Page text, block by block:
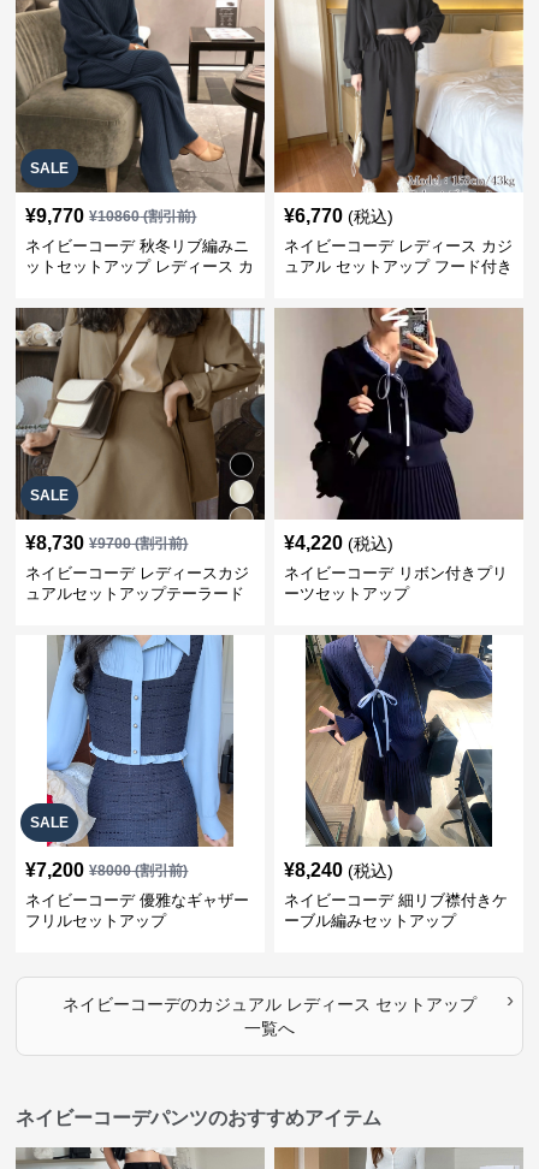
SALE
¥9,770 ¥10860(割引前)
ネイビーコーデ 秋冬リブ編みニ
ットセットアップ レディース カ
¥6,770 (税込)
ネイビーコーデ レディース カジ
ュアル セットアップ フード付き
SALE
¥8,730 ¥9700(割引前)
ネイビーコーデ レディースカジ
ュアルセットアップテーラード
¥4,220 (税込)
ネイビーコーデ リボン付きプリ
ーツセットアップ
SALE
¥7,200 ¥8000(割引前)
ネイビーコーデ 優雅なギャザー
フリルセットアップ
¥8,240 (税込)
ネイビーコーデ 細リブ襟付きケ
ーブル編みセットアップ
ネイビーコーデのカジュアル レディース セットアップ
一覧へ
›
ネイビーコーデパンツのおすすめアイテム